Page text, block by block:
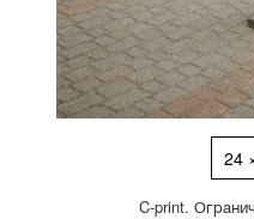
24
C-print.